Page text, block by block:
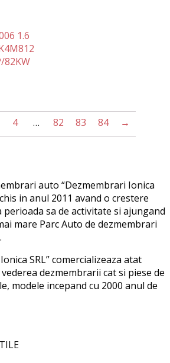
1.6
82KW
4 … 82 83 84 →
auto “Dezmembrari Ionica
in anul 2011 avand o crestere
sa de activitate si ajungand
mare Parc Auto de dezmembrari
SRL” comercializeaza atat
dezmembrarii cat si piese de
modele incepand cu 2000 anul de